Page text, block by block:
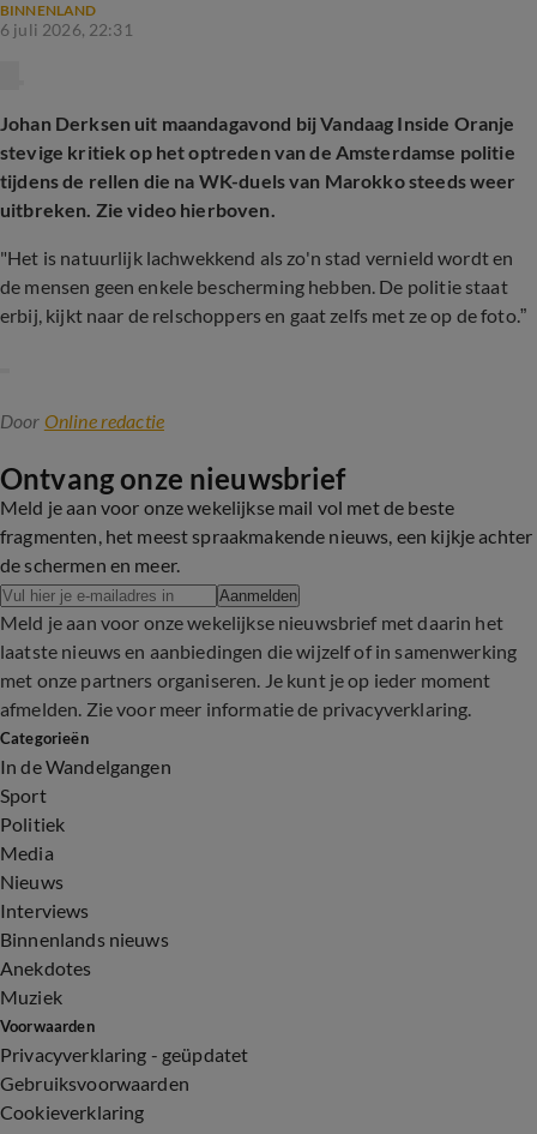
BINNENLAND
6 juli 2026, 22:31
Johan Derksen uit maandagavond bij Vandaag Inside Oranje
stevige kritiek op het optreden van de Amsterdamse politie
tijdens de rellen die na WK-duels van Marokko steeds weer
uitbreken. Zie video hierboven.
"Het is natuurlijk lachwekkend als zo'n stad vernield wordt en
de mensen geen enkele bescherming hebben. De politie staat
erbij, kijkt naar de relschoppers en gaat zelfs met ze op de foto.”
Door Online redactie
Ontvang onze nieuwsbrief
Meld je aan voor onze wekelijkse mail vol met de beste
fragmenten, het meest spraakmakende nieuws, een kijkje achter
de schermen en meer.
Aanmelden
Meld je aan voor onze wekelijkse nieuwsbrief met daarin het
laatste nieuws en aanbiedingen die wijzelf of in samenwerking
met onze partners organiseren. Je kunt je op ieder moment
afmelden. Zie voor meer informatie de privacyverklaring.
Categorieën
In de Wandelgangen
Sport
Politiek
Media
Nieuws
Interviews
Binnenlands nieuws
Anekdotes
Muziek
Voorwaarden
Privacyverklaring - geüpdatet
Gebruiksvoorwaarden
Cookieverklaring